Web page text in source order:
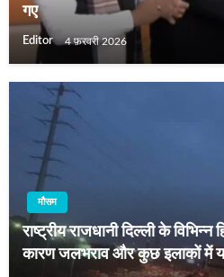
गए
Editor 4 फ़रवरी 2026
मौसम
राष्ट्रीय राजधानी दिल्ली के विभिन्न
कारण जलभराव और कुछ इलाकों में